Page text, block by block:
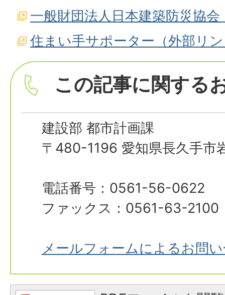
一般財団法人日本建築防災協
住まい手サポーター（外部リ
この記事に関する
建設部 都市計画課
〒480-1196 愛知県長久手市
電話番号：0561-56-0622
ファックス：0561-63-2100
メールフォームによるお問